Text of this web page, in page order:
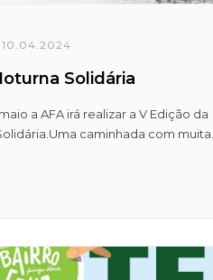
10.04.2024
Solidária
a AFA irá realizar a V Edição da
caminhada com muita...